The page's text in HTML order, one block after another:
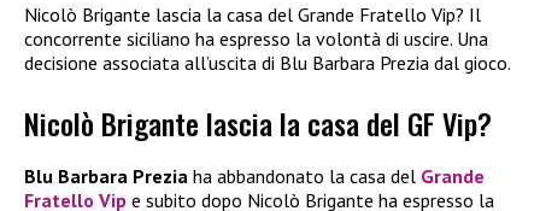
Nicolò Brigante lascia la casa del Grande Fratello Vip? Il
concorrente siciliano ha espresso la volontà di uscire. Una
decisione associata all’uscita di Blu Barbara Prezia dal gioco.
Nicolò Brigante lascia la casa del GF Vip?
Blu Barbara Prezia ha abbandonato la casa del Grande
Fratello Vip e subito dopo Nicolò Brigante ha espresso la